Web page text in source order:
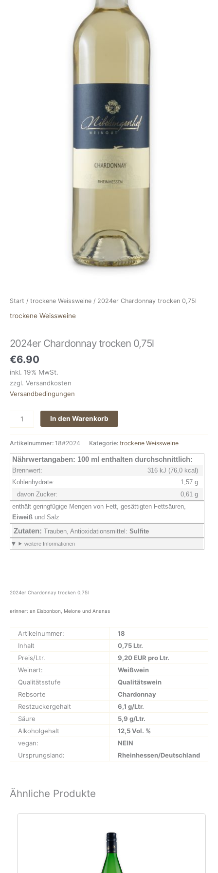
Start / trockene Weissweine / 2024er Chardonnay trocken 0,75l
trockene Weissweine
2024er Chardonnay trocken 0,75l
€6.90
inkl. 19% MwSt.
zzgl. Versandkosten
Versandbedingungen
2024er
Chardonnay
trocken
0,75l
Menge
In den Warenkorb
Artikelnummer: 18#2024 Kategorie: trockene Weissweine
Nährwertangaben: 100 ml enthalten durchschnittlich:
Brennwert:
316 kJ (76,0 kcal)
Kohlenhydrate:
1,57 g
davon Zucker:
0,61 g
enthält geringfügige Mengen von Fett, gesättigten Fettsäuren,
Eiweiß und Salz
Zutaten: Trauben, Antioxidationsmittel: Sulfite
weitere Informationen
2024er Chardonnay trocken 0,75l
erinnert an Eisbonbon, Melone und Ananas
Artikelnummer:
18
Inhalt
0,75 Ltr.
Preis/Ltr.
9,20 EUR pro Ltr.
Weinart:
Weißwein
Qualitätsstufe
Qualitätswein
Rebsorte
Chardonnay
Restzuckergehalt
6,1 g/Ltr.
Säure
5,9 g/Ltr.
Alkoholgehalt
12,5 Vol. %
vegan:
NEIN
Ursprungsland:
Rheinhessen/Deutschland
Ähnliche Produkte